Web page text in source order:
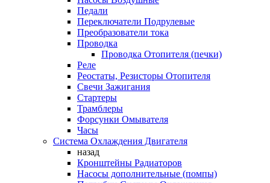
Педали
Переключатели Подрулевые
Преобразователи тока
Проводка
Проводка Отопителя (печки)
Реле
Реостаты, Резисторы Отопителя
Свечи Зажигания
Стартеры
Трамблеры
Форсунки Омывателя
Часы
Система Охлаждения Двигателя
назад
Кронштейны Радиаторов
Насосы дополнительные (помпы)